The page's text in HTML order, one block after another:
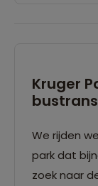
op zoek
de leeuwen
nacht actief
Kruger
We rijden
park dat
zoek naar